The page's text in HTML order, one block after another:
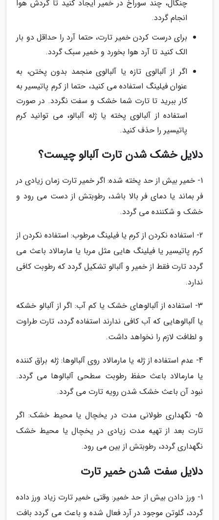
چنگال، چند سوراخ در خمیر ایجاد کنید تا گردش هوا
انجام گردد.
برای درست کردن خمیر تارت، حتما آرد را حداقل دو بار
الک کنید تا آرد هوا بخورد و خمیر سبک گردد.
اگر از آلبالوی تازه یا آلبالوی منجمد بدون پختن، به
عنوان فیلینگ استفاده می کنید، حتما از کرم پاتیسیر به
کار ببرید تا تارت شما خشک و سفت نگردد. در صورت
استفاده از آلبالوی پخته یا ژله آلبالو، می توانید کرم
پاتیسیر را حذف کنید.
دلایل خشک شدن تارت آلبالو چیست؟
1- خمیر بیش از حد پخته شده: اگر خمیر تارت زمان زیادی در
فر بماند یا دمای فر بالا باشد، رطوبتش از دست می رود و
خشک و شکننده می گردد.
2- استفاده نکردن از کرم یا فیلینگ مرطوب: استفاده نکردن از
کرم پاتیسیر یا فیلینگ هایی مثل مربا یا مارمالاد باعث می
گردد تارت فقط از خمیر و آلبالو تشکیل گردد که رطوبت کافی
ندارد.
3- استفاده از آلبالوهای خشک یا کم آب: اگر از آلبالو خشکه
یا آلبالوهایی که آب کافی ندارند استفاده گردد، تارت طراوت
و لطافت لازم را نخواهد داشت.
4- عدم استفاده از ژله یا مارمالاد روی آلبالوها: ژله براق کننده
یا مارمالاد باعث حفظ رطوبت سطحی آلبالوها می گردد.
نبود آن باعث خشک شدن رویه تارت می گردد.
5- نگهداری طولانی مدت در یخچال یا محیط خشک: اگر
تارت بعد از تهیه مدت زیادی در یخچال یا محیط خشک
نگهداری گردد، رطوبتش از بین می رود.
دلایل سفت شدن خمیر تارت
1- ورز دادن بیش از حد خمیر: وقتی خمیر تارت زیاد ورز داده
گردد، گلوتن موجود در آرد فعال شده و باعث می گردد بافت